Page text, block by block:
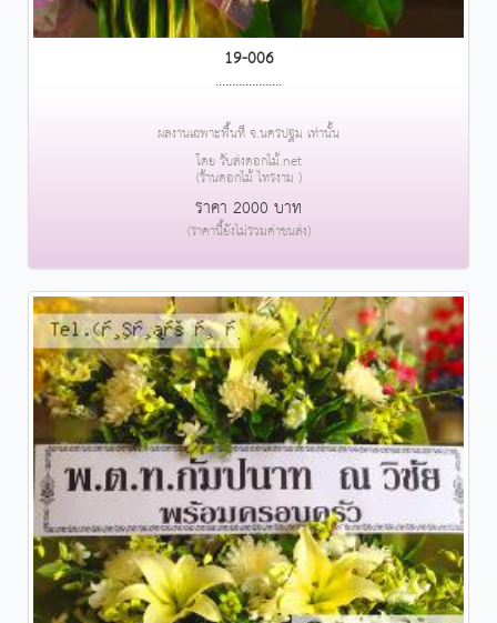
19-006
....................
ผลงานเฉพาะพื้นที่ จ.นครปฐม เท่านั้น
โดย รับส่งดอกไม้.net
(ร้านดอกไม้ ไทรงาม )
ราคา 2000 บาท
(ราคานี้ยังไม่รวมค่าขนส่ง)